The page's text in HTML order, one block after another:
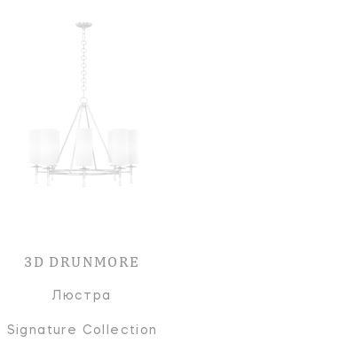
3D DRUNMORE
Люстра
Signature Collection